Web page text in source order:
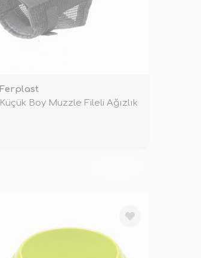
Ferplast
Küçük Boy Muzzle Fileli Ağızlık